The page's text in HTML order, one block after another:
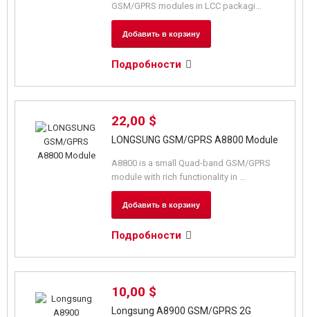
GSM/GPRS modules in LCC packagi...
Добавить в корзину
Подробности
22,00 $
LONGSUNG GSM/GPRS A8800 Module
A8800 is a small Quad-band GSM/GPRS
module with rich functionality in ...
Добавить в корзину
Подробности
10,00 $
Longsung A8900 GSM/GPRS 2G